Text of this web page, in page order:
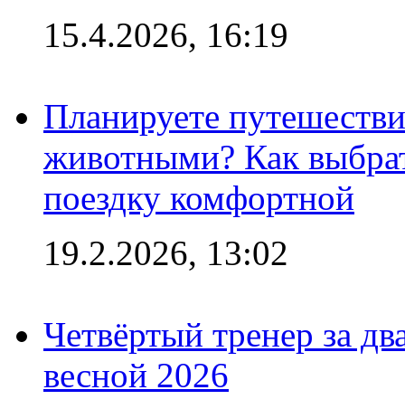
15.4.2026, 16:19
Планируете
животными? Как
поездку комфортной
19.2.2026, 13:02
Четвёртый тренер за
весной 2026